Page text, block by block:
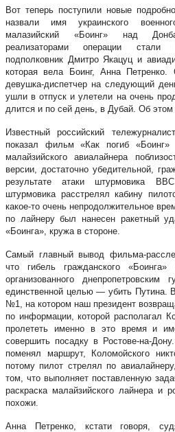
Вот теперь поступили новые
назвали имя украинского
малазийский «Боинг» над
реализаторами операции
подполковник Дмитро Якацуц и
которая вела Боинг, Анна
девушка-диспетчер на следующий
ушли в отпуск и улетели на очень
длится и по сей день, в Дубай. Об этом
Известный российский
показал фильм «Как погиб
малайзийского авиалайнера
версии, достаточно убедительной,
результате атаки штурмовика
штурмовика расстрелял кабину
какое-то очень непродолжительное
по лайнеру был нанесен ракетный
«Боинга», кружа в стороне.
Самый главный вывод фильма-
что гибель гражданского «Боинга»
организованного днепропетровским
единственной целью — убить Путина.
№1, на котором наш президент
по информации, которой располагал
пролететь именно в это время и
совершить посадку в Ростове-на-
поменял маршрут, Коломойского
потому пилот стрелял по
том, что выполняет поставленную
раскраска малайзийского лайнера и
похожи.
Анна Петренко, кстати говоря,